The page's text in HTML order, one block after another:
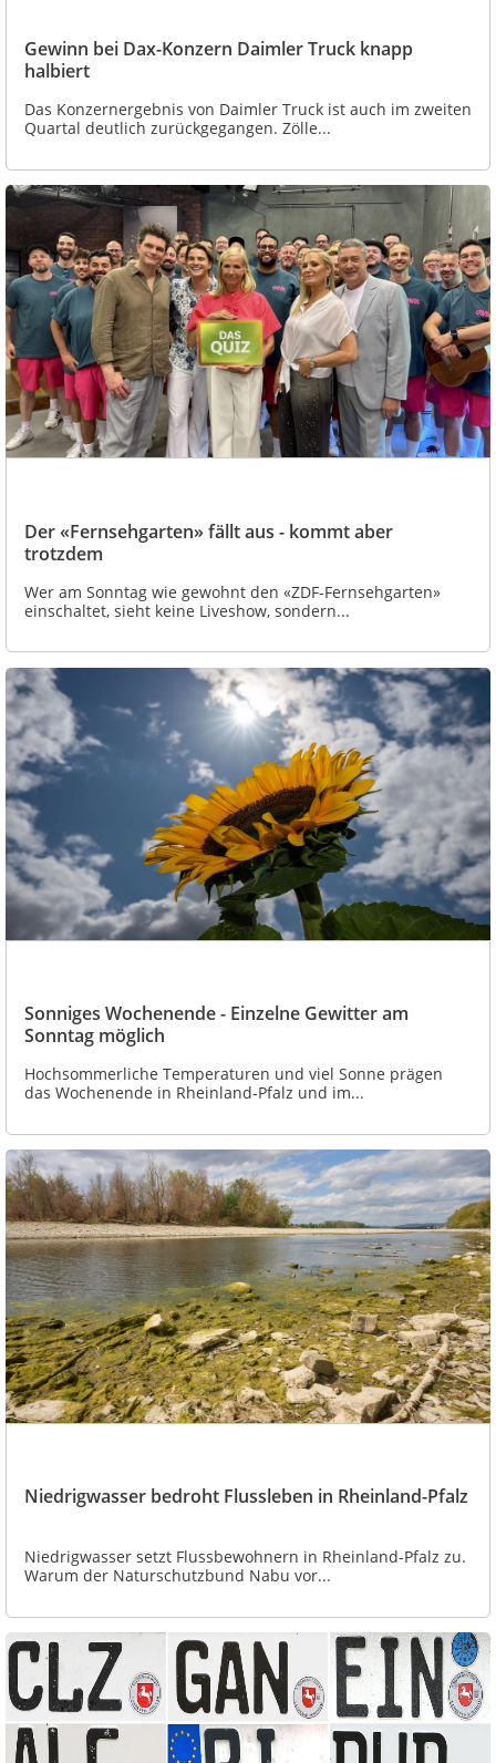
Gewinn bei Dax-Konzern Daimler Truck knapp
halbiert
Das Konzernergebnis von Daimler Truck ist auch im zweiten
Quartal deutlich zurückgegangen. Zölle...
Der «Fernsehgarten» fällt aus - kommt aber
trotzdem
Wer am Sonntag wie gewohnt den «ZDF-Fernsehgarten»
einschaltet, sieht keine Liveshow, sondern...
Sonniges Wochenende - Einzelne Gewitter am
Sonntag möglich
Hochsommerliche Temperaturen und viel Sonne prägen
das Wochenende in Rheinland-Pfalz und im...
Niedrigwasser bedroht Flussleben in Rheinland-Pfalz
Niedrigwasser setzt Flussbewohnern in Rheinland-Pfalz zu.
Warum der Naturschutzbund Nabu vor...